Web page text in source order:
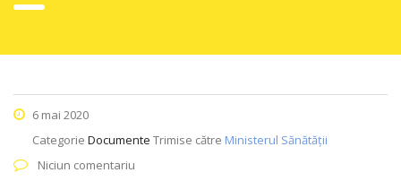
6 mai 2020
Categorie Documente Trimise către Ministerul Sănătății
Niciun comentariu